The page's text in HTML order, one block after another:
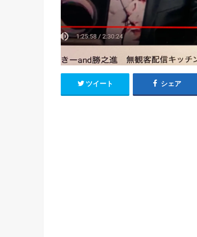
ツイート シェア